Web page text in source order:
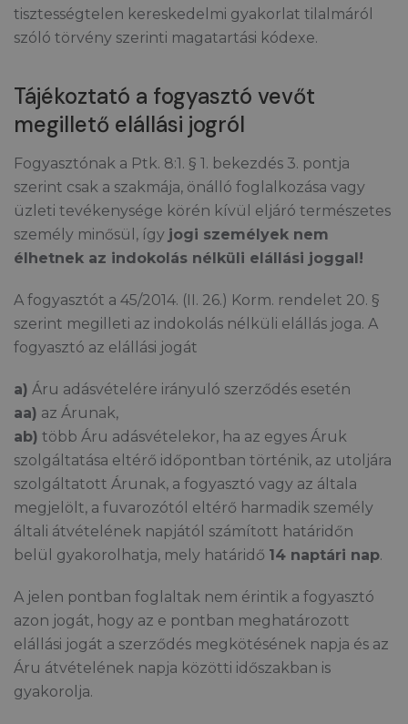
tisztességtelen kereskedelmi gyakorlat tilalmáról
szóló törvény szerinti magatartási kódexe.
Tájékoztató a fogyasztó vevőt
megillető elállási jogról
Fogyasztónak a Ptk. 8:1. § 1. bekezdés 3. pontja
szerint csak a szakmája, önálló foglalkozása vagy
üzleti tevékenysége körén kívül eljáró természetes
személy minősül, így jogi személyek nem
élhetnek az indokolás nélküli elállási joggal!
A fogyasztót a 45/2014. (II. 26.) Korm. rendelet 20. §
szerint megilleti az indokolás nélküli elállás joga. A
fogyasztó az elállási jogát
a) Áru adásvételére irányuló szerződés esetén
aa) az Árunak,
ab) több Áru adásvételekor, ha az egyes Áruk
szolgáltatása eltérő időpontban történik, az utoljára
szolgáltatott Árunak, a fogyasztó vagy az általa
megjelölt, a fuvarozótól eltérő harmadik személy
általi átvételének napjától számított határidőn
belül gyakorolhatja, mely határidő 14 naptári nap.
A jelen pontban foglaltak nem érintik a fogyasztó
azon jogát, hogy az e pontban meghatározott
elállási jogát a szerződés megkötésének napja és az
Áru átvételének napja közötti időszakban is
gyakorolja.